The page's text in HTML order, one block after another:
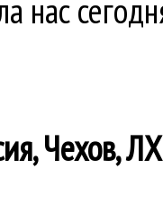
нас
Чехов,